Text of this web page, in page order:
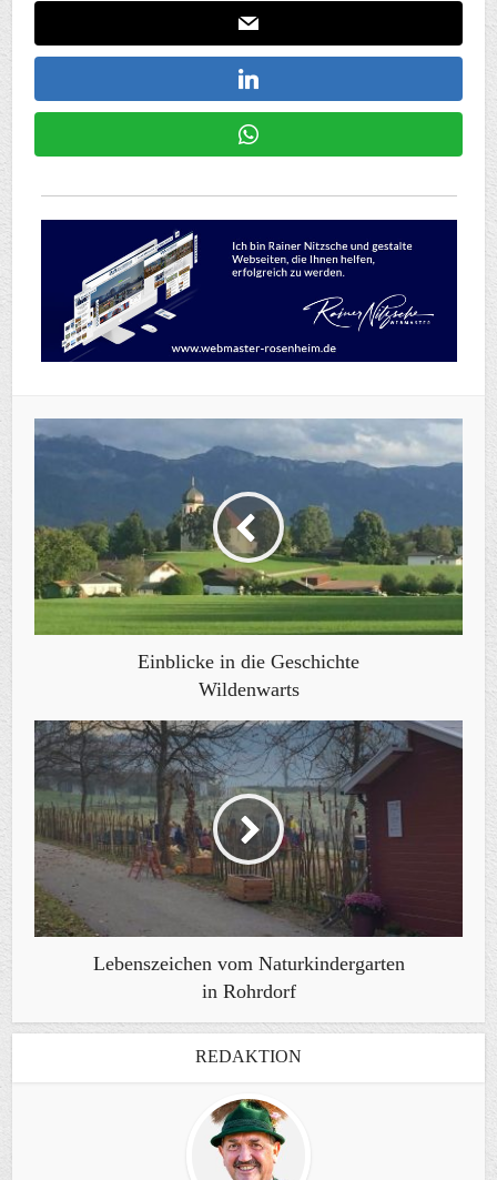
Einblicke in die Geschichte
Wildenwarts
Lebenszeichen vom Naturkindergarten
in Rohrdorf
REDAKTION